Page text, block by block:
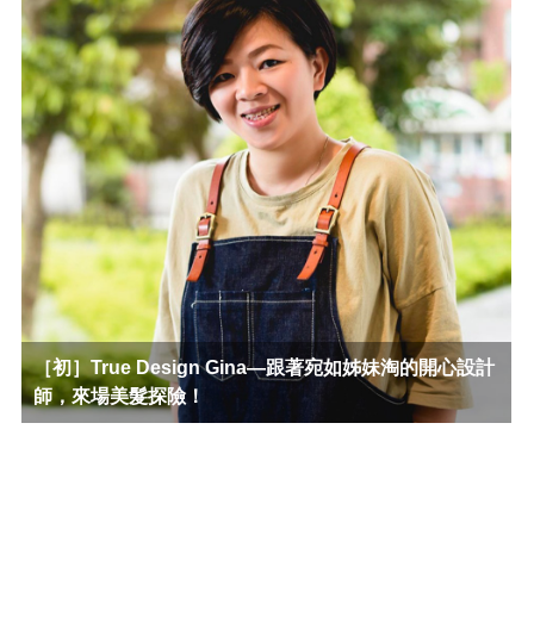
［初］True Design Gina—跟著宛如姊妹淘的開心設計
師，來場美髮探險！